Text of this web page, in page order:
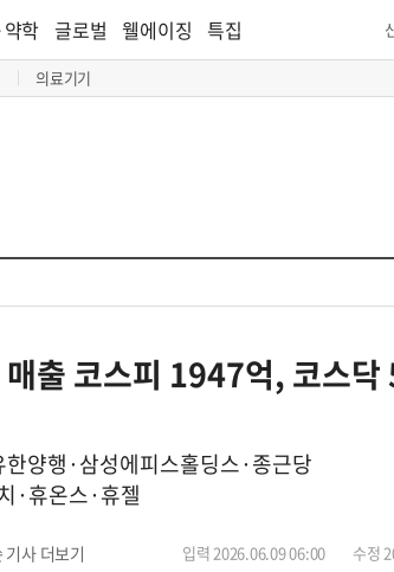
의료기기
학 글로벌 웰에이징 특집
출 코스피 1947억, 코스
양행·삼성에피스홀딩스·종근당
·휴온스·휴젤
기사 더보기 입력 2026.06.09 06:00 수정